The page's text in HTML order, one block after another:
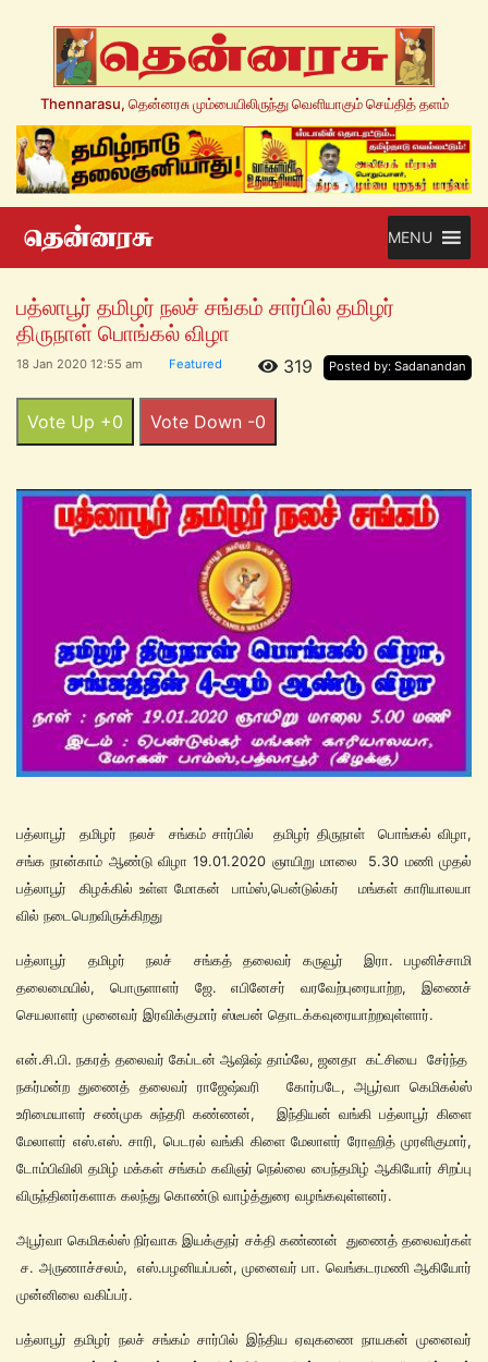
Thennarasu, தென்னரசு மும்பையிலிருந்து வெளியாகும் செய்தித் தளம்
MENU
பத்லாபூர் தமிழர் நலச் சங்கம் சார்பில் தமிழர்
திருநாள் பொங்கல் விழா
18 Jan 2020 12:55 am Featured Posted by: Sadanandan
319
Vote Up +0 Vote Down -0
பத்லாபூர் தமிழர் நலச் சங்கம் சார்பில் தமிழர் திருநாள் பொங்கல் விழா,
சங்க நான்காம் ஆண்டு விழா 19.01.2020 ஞாயிறு மாலை 5.30 மணி முதல்
பத்லாபூர் கிழக்கில் உள்ள மோகன் பாம்ஸ்,பென்டுல்கர் மங்கள் காரியாலயா
வில் நடைபெறவிருக்கிறது
பத்லாபூர் தமிழர் நலச் சங்கத் தலைவர் கருவூர் இரா. பழனிச்சாமி
தலைமையில், பொருளாளர் ஜே. எபினேசர் வரவேற்புரையாற்ற, இணைச்
செயலாளர் முனைவர் இரவிக்குமார் ஸ்டீபன் தொடக்கவுரையாற்றவுள்ளார்.
என்.சி.பி. நகரத் தலைவர் கேப்டன் ஆஷிஷ் தாம்லே, ஜனதா கட்சியை சேர்ந்த
நகர்மன்ற துணைத் தலைவர் ராஜேஷ்வரி கோர்படே, அபூர்வா கெமிகல்ஸ்
உரிமையாளர் சண்முக சுந்தரி கண்ணன், இந்தியன் வங்கி பத்லாபூர் கிளை
மேலாளர் எஸ்.எஸ். சாரி, பெடரல் வங்கி கிளை மேலாளர் ரோஹித் முரளிகுமார்,
டோம்பிவிலி தமிழ் மக்கள் சங்கம் கவிஞர் நெல்லை பைந்தமிழ் ஆகியோர் சிறப்பு
விருந்தினர்களாக கலந்து கொண்டு வாழ்த்துரை வழங்கவுள்ளனர்.
அபூர்வா கெமிகல்ஸ் நிர்வாக இயக்குநர் சக்தி கண்ணன் துணைத் தலைவர்கள்
ச. அருணாச்சலம், எஸ்.பழனியப்பன், முனைவர் பா. வெங்கடரமணி ஆகியோர்
முன்னிலை வகிப்பர்.
பத்லாபூர் தமிழர் நலச் சங்கம் சார்பில் இந்திய ஏவுகணை நாயகன் முனைவர்